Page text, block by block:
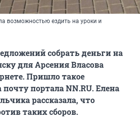
возможностью ездить на уроки и
собрать деньги на
для Арсения Власова
Пришло такое
портала NN.RU. Елена
рассказала, что
таких сборов.